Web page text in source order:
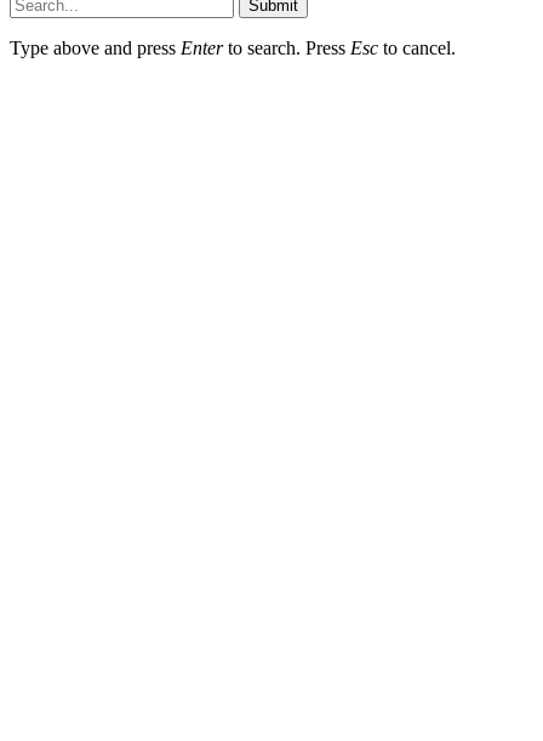
Submit
Type above and press Enterto search. Press Esc to cancel.